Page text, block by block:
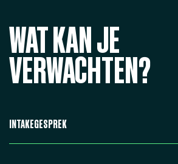
WAT KAN JE
VERWACHTEN?
INTAKEGESPREK